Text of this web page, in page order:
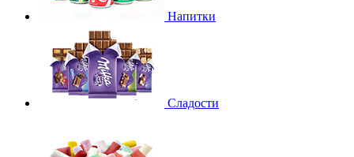
Напитки
Сладости